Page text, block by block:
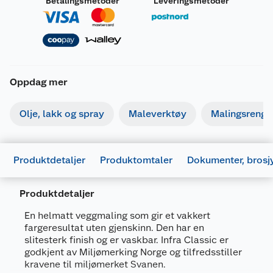
Oppdag mer
Olje, lakk og spray Maleverktøy
Produktdetaljer Produktomtaler Dokumenter,
Produktdetaljer
En helmatt veggmaling som gir et vakkert
fargeresultat uten gjenskinn. Den har en
slitesterk finish og er vaskbar. Infra Classic er
godkjent av Miljømerking Norge og tilfredsstiller
kravene til miljømerket Svanen.
Generelt
Artikkelnummer